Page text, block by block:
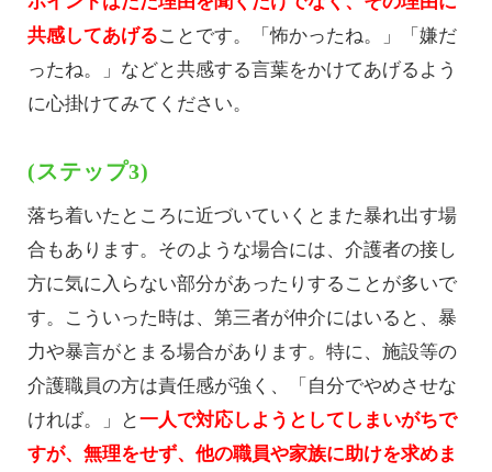
共感してあげることです。「怖かったね。」「嫌だ
ったね。」などと共感する言葉をかけてあげるよう
に心掛けてみてください。
(ステップ3)
落ち着いたところに近づいていくとまた暴れ出す場
合もあります。そのような場合には、介護者の接し
方に気に入らない部分があったりすることが多いで
す。こういった時は、第三者が仲介にはいると、暴
力や暴言がとまる場合があります。特に、施設等の
介護職員の方は責任感が強く、「自分でやめさせな
ければ。」と一人で対応しようとしてしまいがちで
すが、無理をせず、他の職員や家族に助けを求めま